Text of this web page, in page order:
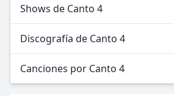
Shows de Canto 4
Discografía de Canto 4
Canciones por Canto 4